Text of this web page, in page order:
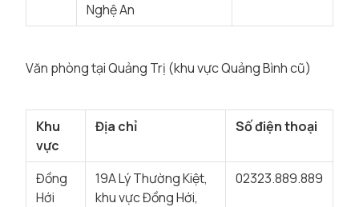
Nghệ An
Văn phòng tại Quảng Trị (khu vực Quảng Bình cũ)
Khu
vực
Địa chỉ Số điện thoại
Đồng
Hới
19A Lý Thường Kiệt,
khu vực Đồng Hới,
02323.889.889